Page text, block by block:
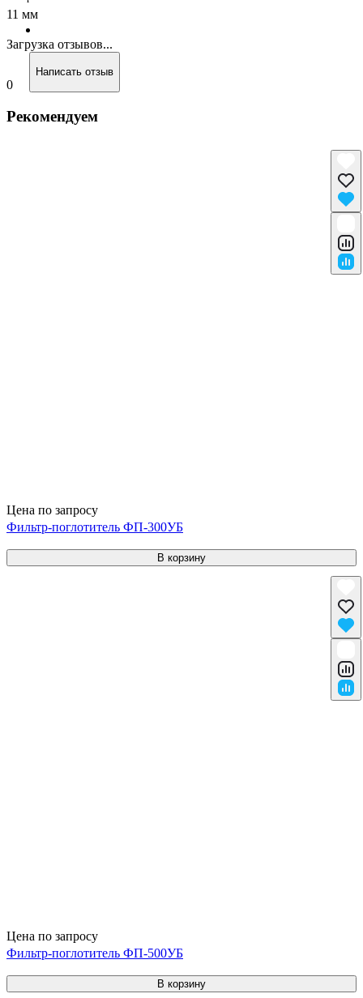
11 мм
Загрузка отзывов...
0
Написать отзыв
Рекомендуем
Цена по запросу
Фильтр-поглотитель ФП-300УБ
В корзину
Цена по запросу
Фильтр-поглотитель ФП-500УБ
В корзину